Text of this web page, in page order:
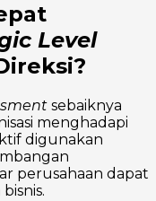
Level
sebaiknya
menghadapi
digunakan
perusahaan dapat